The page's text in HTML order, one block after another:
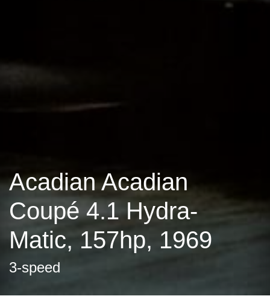
Acadian Acadian
Coupé 4.1 Hydra-
Matic, 157hp, 1969
3-speed